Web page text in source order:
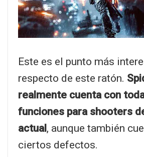
Este es el punto más
respecto de este ratón.
realmente cuenta con
funciones para shooters
actual, aunque también
ciertos defectos.